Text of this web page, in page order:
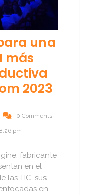
una
más
2023
0 Comments
pm
fabricante
en el
las TIC, sus
en